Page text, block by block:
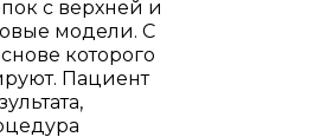
с верхней и
модели. С
которого
Пациент